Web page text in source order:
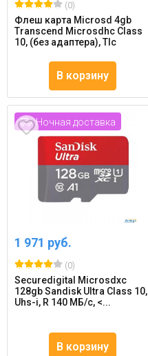
(0)
Флеш карта Microsd 4gb
Transcend Microsdhc Class
10, (без адаптера), Tlc
В корзину
Ночная доставка
1 971 руб.
(0)
Securedigital Microsdxc
128gb Sandisk Ultra Class 10,
Uhs-i, R 140 МБ/с, <...
В корзину